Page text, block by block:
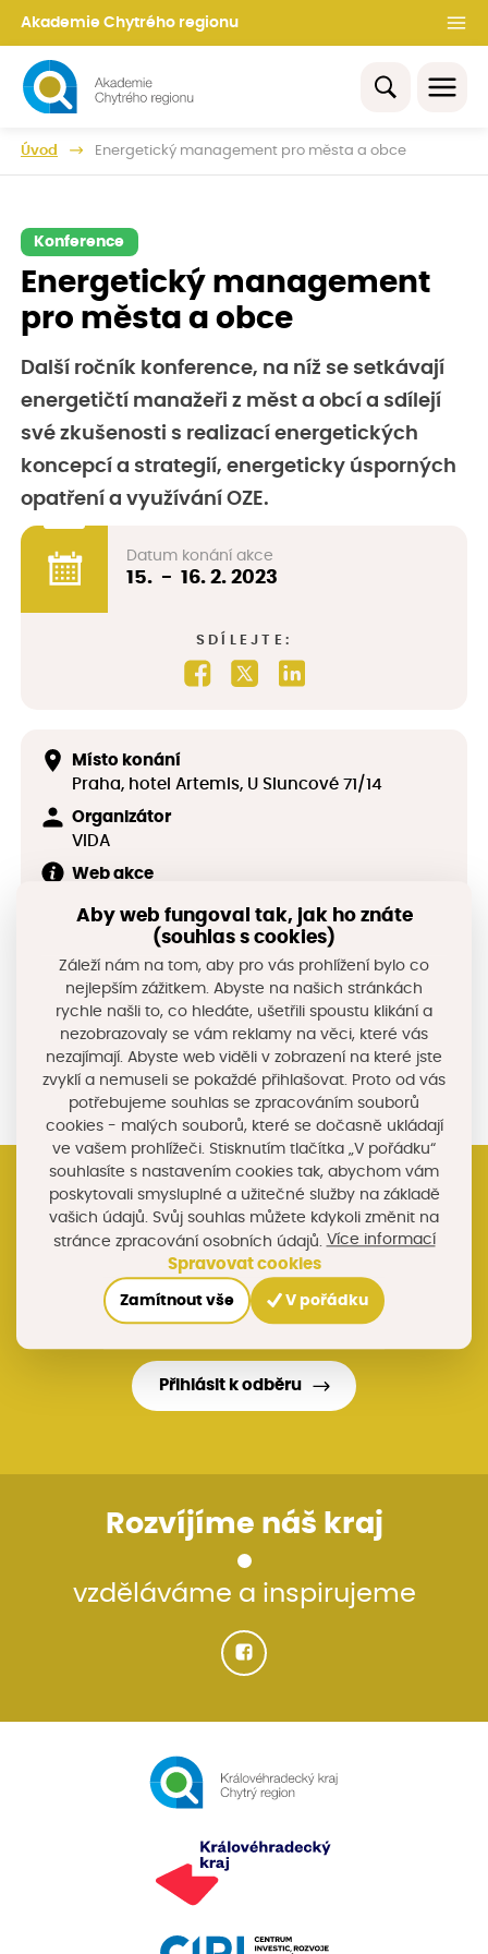
Akademie Chytrého regionu
Úvod Energetický management pro města a obce
Konference
Energetický management
pro města a obce
Další ročník konference, na níž se setkávají
energetičtí manažeři z měst a obcí a sdílejí
své zkušenosti s realizací energetických
koncepcí a strategií, energeticky úsporných
opatření a využívání OZE.
Datum konání akce
15. - 16. 2. 2023
SDÍLEJTE:
Místo konání
Praha, hotel Artemis, U Sluncové 71/14
Organizátor
VIDA
Web akce
geticky-management-pro-mesta-a-
Sdílejte na sociálních sítích
Registrujte si náš newsletter
Nebo nám napište na e-mail
akademie@chytryregion.cz
Stáhněte si mobilní aplikaci Chytrý region
Přihlásit k odběru
Rozvíjíme náš kraj
vzděláváme a inspirujeme
Aby web fungoval tak, jak ho znáte
(souhlas s cookies)
Záleží nám na tom, aby pro vás prohlížení bylo co
nejlepším zážitkem. Abyste na našich stránkách
rychle našli to, co hledáte, ušetřili spoustu klikání a
nezobrazovaly se vám reklamy na věci, které vás
nezajímají. Abyste web viděli v zobrazení na které jste
zvyklí a nemuseli se pokaždé přihlašovat. Proto od vás
potřebujeme souhlas se zpracováním souborů
cookies - malých souborů, které se dočasně ukládají
ve vašem prohlížeči. Stisknutím tlačítka „V pořádku“
souhlasíte s nastavením cookies tak, abychom vám
poskytovali smysluplné a užitečné služby na základě
vašich údajů. Svůj souhlas můžete kdykoli změnit na
stránce zpracování osobních údajů. Více informací
Spravovat cookies
Zamítnout vše V pořádku